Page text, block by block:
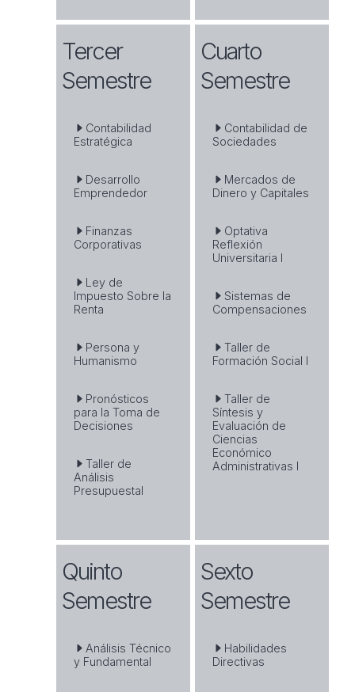
Tercer
Semestre
Contabilidad
Estratégica
Desarrollo
Emprendedor
Finanzas
Corporativas
Ley de
Impuesto Sobre la
Renta
Persona y
Humanismo
Pronósticos
para la Toma de
Decisiones
Taller de
Análisis
Presupuestal
Cuarto
Semestre
Contabilidad de
Sociedades
Mercados de
Dinero y Capitales
Optativa
Reflexión
Universitaria I
Sistemas de
Compensaciones
Taller de
Formación Social I
Taller de
Síntesis y
Evaluación de
Ciencias
Económico
Administrativas I
Quinto
Semestre
Análisis Técnico
y Fundamental
Sexto
Semestre
Habilidades
Directivas